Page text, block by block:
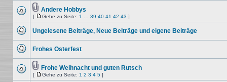
ungelesenen
Beiträge
Keine
ungelesenen
Beiträge
Dateianhang
Andere Hobbys
[
Gehe
Seite
Gehe zu Seite: 1 39 40 41 42 43 ]
Beiträge
Ungelesene Beiträge, Neue Beiträge und eigene Beiträge
ungelesenen
Beiträge
Frohes Osterfest
Keine
Dateianhang
Frohe Weihnacht und guten Rutsch
[
Gehe
Gehe zu Seite: 1 2 3 4 5 ]